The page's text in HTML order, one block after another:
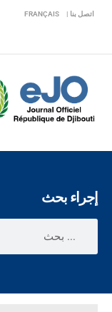
اتصل بنا | FRANÇAIS
إجراء بحث